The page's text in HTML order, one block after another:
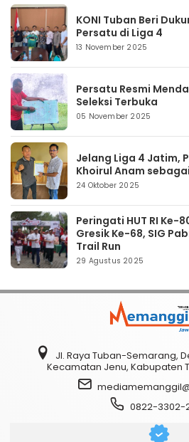
KONI Tuban Beri
Persatu di Liga 4
13 November 2025
Persatu Resmi
Seleksi Terbuka
05 November 2025
Jelang Liga 4 Jatim,
Khoirul Anam
24 Oktober 2025
Peringati HUT RI Ke-
Gresik Ke-68, SIG
Trail Run
29 Agustus 2025
Jl. Raya Tuban-Semarang,
Kecamatan Jenu, Kabupaten
0822-3302-